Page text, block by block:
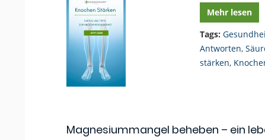
Mehr lesen
Tags:
Antworten,
stärken,
Magnesiummangel beheben – ein